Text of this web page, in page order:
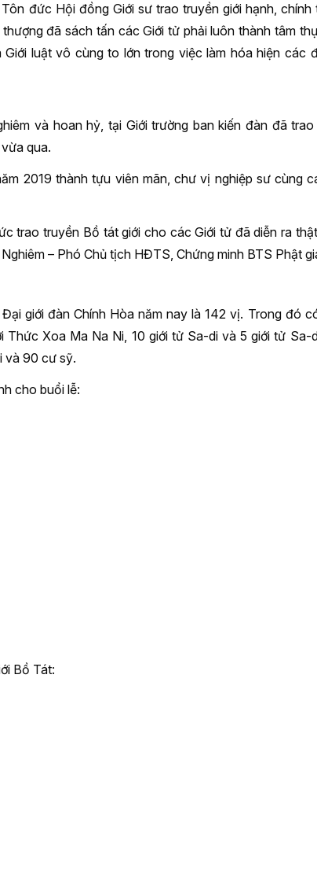
đức Hội đồng Giới sư trao truyền giới hạnh,
đã sách tấn các Giới tử phải luôn thành tâm
luật vô cùng to lớn trong việc làm hóa hiện các
và hoan hỷ, tại Giới trường ban kiến đàn đã
qua.
2019 thành tựu viên mãn, chư vị nghiệp sư cùng
trao truyền Bồ tát giới cho các Giới tử đã diễn ra
– Phó Chủ tịch HĐTS, Chứng minh BTS Phật
giới đàn Chính Hòa năm nay là 142 vị. Trong đó
Thức Xoa Ma Na Ni, 10 giới tử Sa-di và 5 giới tử
và 90 cư sỹ.
cho buổi lễ:
Bồ Tát: